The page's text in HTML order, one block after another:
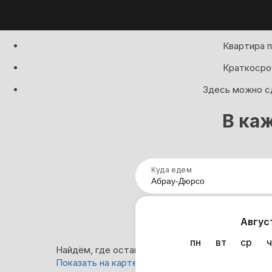
Квартира
Здесь можно
В
Куда едем
пн
вт ср
Найдём, где остановиться в Абрау-Дюрсо: 164
Показать на карте